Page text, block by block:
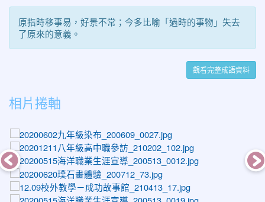
原指時移事易，好景不常；今多比喻「過時的事物」失去
了原來的意義。
觀看完整成語資料
相片捲軸
photo-1273